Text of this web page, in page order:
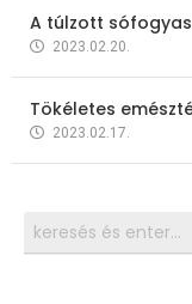
A túlzott
2023.02.20.
Tökéletes
2023.02.17.